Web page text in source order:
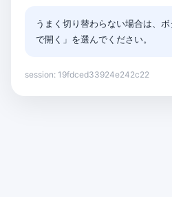
うまく切り替わらない場合は、
で開く」を選んでください。
session: 19fdced33924e242c22